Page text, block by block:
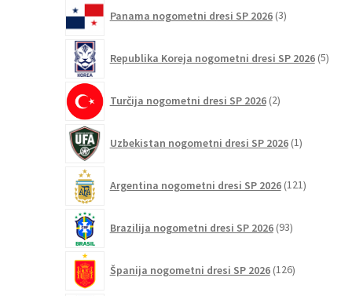
Panama nogometni dresi SP 2026 3izdelki
Republika Koreja nogometni dresi SP 2026 5
Turčija nogometni dresi SP 2026 2izdelka
Uzbekistan nogometni dresi SP 2026 1izdelek
Argentina nogometni dresi SP 2026 121izdelkov
Brazilija nogometni dresi SP 2026 93izdelkov
Španija nogometni dresi SP 2026 126izdelkov